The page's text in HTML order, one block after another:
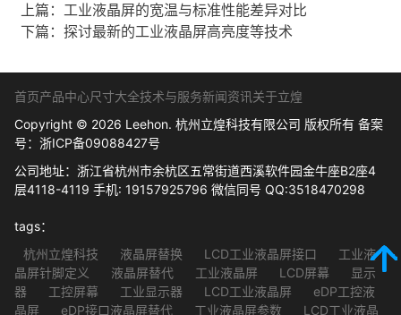
上篇： 工业液晶屏的宽温与标准性能差异对比
下篇： 探讨最新的工业液晶屏高亮度等技术
首页产品中心尺寸大全技术与服务新闻资讯关于立煌
Copyright © 2026 Leehon. 杭州立煌科技有限公司 版权所有 备案
号： 浙ICP备09088427号
公司地址：浙江省杭州市余杭区五常街道西溪软件园金牛座B2座4
层4118-4119 手机: 19157925796 微信同号 QQ:3518470298
tags：
杭州立煌科技
液晶屏替换 LCD工业液晶屏接口
工业液
晶屏针脚定义
液晶屏替代 工业液晶屏 LCD屏幕
显示
器
工控屏幕 工业显示器 LCD工业液晶屏
eDP工控液
晶屏
eDP接口液晶屏替代 工业液晶屏参数 LCD工业液晶